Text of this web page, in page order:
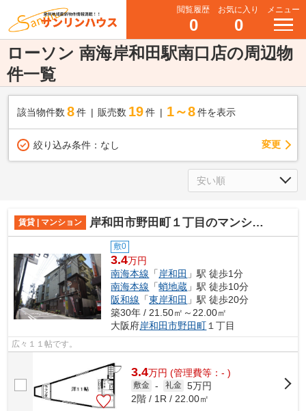
閲覧履歴
0
お気に入り
0
メニュー
ローソン 南海岸和田駅南口店の周辺物
件一覧
該当物件数 8件 販売数 19 件 1～8 件を表示
絞り込み条件： なし 変更
賃貸 | マンション 岸和田市野田町１丁目のマンション
敷0
3.4万円
南海本線 「 岸和田 」駅 徒歩1分
南海本線 「蛸地蔵 」駅 徒歩10分
阪和線 「東岸和田 」駅 徒歩20分
築30年 / 21.50㎡～22.00㎡
大阪府岸和田市野田町 １丁目
広々１１帖です。
3.4万円 (管理費等：- )
敷金 - 礼金 5万円
2階 / 1R / 22.00㎡